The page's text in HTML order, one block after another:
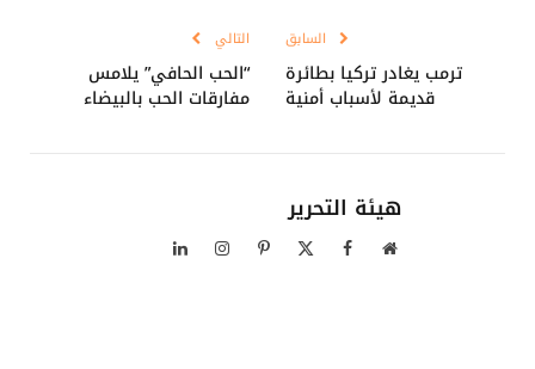
السابق
ترمب يغادر تركيا بطائرة
قديمة لأسباب أمنية
التالي
“الحب الحافي” يلامس
مفارقات الحب بالبيضاء
هيئة التحرير
موقع فيسبوك بينتيريستالانستغراملينكدإن